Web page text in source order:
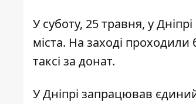
У суботу, 25 травня, у
міста. На заході проходили
таксі за донат.
У Дніпрі запрацював